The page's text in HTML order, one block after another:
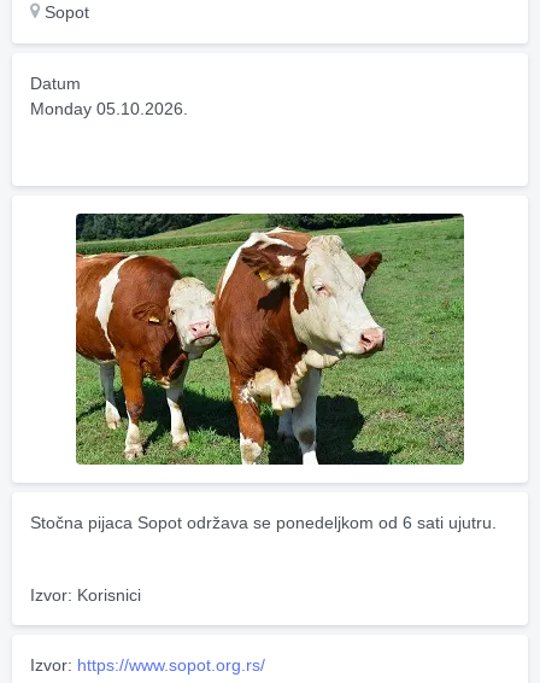
Sopot
Datum
Monday 05.10.2026.
Stočna pijaca Sopot održava se ponedeljkom od 6 sati ujutru.
Izvor: Korisnici
Izvor: https://www.sopot.org.rs/